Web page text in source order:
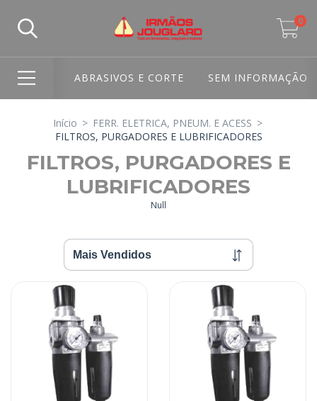
0
ABRASIVOS E CORTE SEM INFORMAÇÃO
Início > FERR. ELETRICA, PNEUM. E ACESS >
FILTROS, PURGADORES E LUBRIFICADORES
FILTROS, PURGADORES E
LUBRIFICADORES
Null